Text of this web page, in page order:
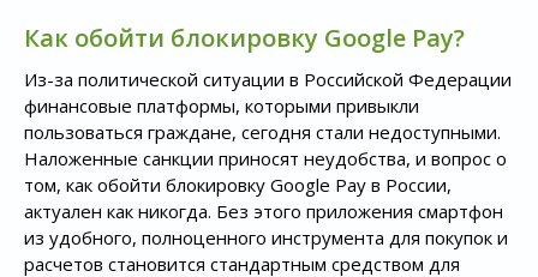
Как обойти блокировку Google Pay?
Из-за политической ситуации в Российской Федерации
финансовые платформы, которыми привыкли
пользоваться граждане, сегодня стали недоступными.
Наложенные санкции приносят неудобства, и вопрос о
том, как обойти блокировку Google Pay в России,
актуален как никогда. Без этого приложения смартфон
из удобного, полноценного инструмента для покупок и
расчетов становится стандартным средством для